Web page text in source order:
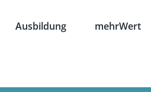
Ausbildung mehrWert